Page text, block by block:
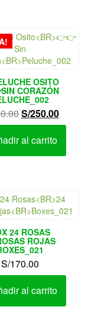
OSITO
CORAZÓN
El
precio
original
S/250.00El
precio
es:
al carrito
24 ROSAS
ROJAS
S/170.00
al carrito